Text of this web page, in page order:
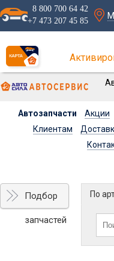
8 800 700 64 42
+7 473 207 45 85
Автозапчасти Акции
Клиентам
Подбор
запчастей
По